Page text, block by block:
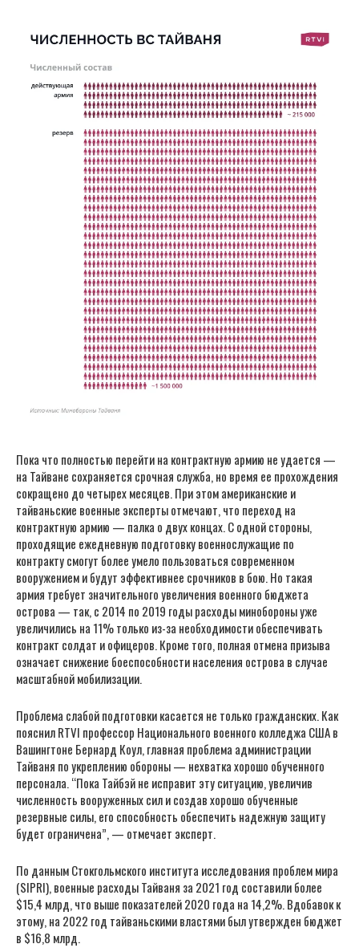
Пока что полностью перейти на контрактную армию не удается —
на Тайване сохраняется срочная служба, но время ее прохождения
сокращено до четырех месяцев. При этом американские и
тайваньские военные эксперты отмечают, что переход на
контрактную армию — палка о двух концах. С одной стороны,
проходящие ежедневную подготовку военнослужащие по
контракту смогут более умело пользоваться современном
вооружением и будут эффективнее срочников в бою. Но такая
армия требует значительного увеличения военного бюджета
острова — так, с 2014 по 2019 годы расходы минобороны уже
увеличились на 11% только из-за необходимости обеспечивать
контракт солдат и офицеров. Кроме того, полная отмена призыва
означает снижение боеспособности населения острова в случае
масштабной мобилизации.
Проблема слабой подготовки касается не только гражданских. Как
пояснил RTVI профессор Национального военного колледжа США в
Вашингтоне Бернард Коул, главная проблема администрации
Тайваня по укреплению обороны — нехватка хорошо обученного
персонала. “Пока Тайбэй не исправит эту ситуацию, увеличив
численность вооруженных сил и создав хорошо обученные
резервные силы, его способность обеспечить надежную защиту
будет ограничена”, — отмечает эксперт.
По данным Стокгольмского института исследования проблем мира
(SIPRI), военные расходы Тайваня за 2021 год составили более
$15,4 млрд, что выше показателей 2020 года на 14,2%. Вдобавок к
этому, на 2022 год тайваньскими властями был утвержден бюджет
в $16,8 млрд.